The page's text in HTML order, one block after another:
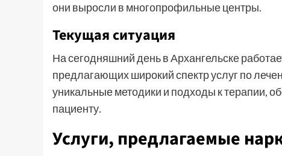
они выросли в многопрофильные центры.
Текущая ситуация
На сегодняшний день в Архангельске
предлагающих широкий спектр услуг по
уникальные методики и подходы к терапии,
пациенту.
Услуги, предлагаемые